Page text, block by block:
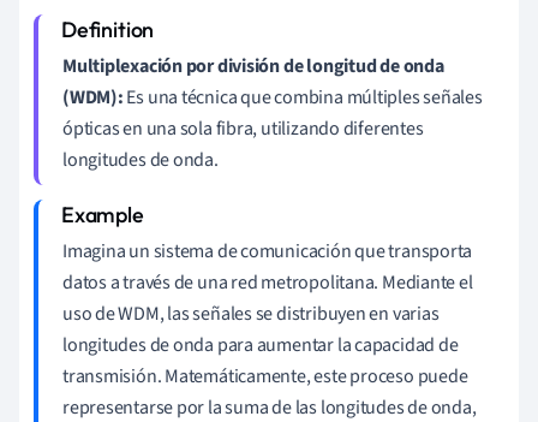
Multiplexación por división de longitud de onda
(WDM):Es una técnica que combina múltiples señales
ópticas en una sola fibra, utilizando diferentes
longitudes de onda.
Imagina un sistema de comunicación que transporta
datos a través de una red metropolitana. Mediante el
uso de WDM, las señales se distribuyen en varias
longitudes de onda para aumentar la capacidad de
transmisión. Matemáticamente, este proceso puede
representarse por la suma de las longitudes de onda,